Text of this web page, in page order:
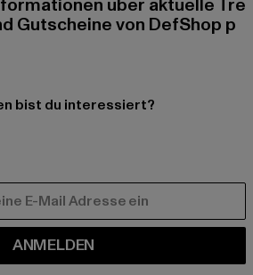
über aktuelle Tre
Gutscheine von DefShop p
bist du interessiert?
ANMELDEN